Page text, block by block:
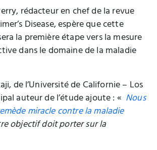
rédacteur en chef de la revue
Disease, espère que cette
la première étape vers la mesure
dans le domaine de la maladie
de l’Université de Californie – Los
auteur de l’étude ajoute : « Nous
miracle contre la maladie
objectif doit porter sur la